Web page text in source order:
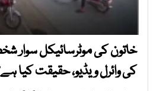
خاتون کی موٹرسائیکل سوار
کی وائرل ویڈیو، حقیقت کیا